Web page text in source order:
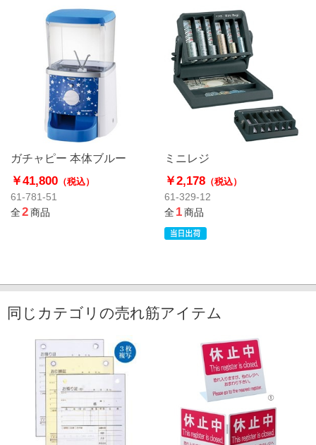
ガチャピー 本体ブルー
￥41,800 （税込）
61-781-51
全2商品
ミニレジ
￥2,178（税込）
61-329-12
全1商品
同じカテゴリの売れ筋アイテム